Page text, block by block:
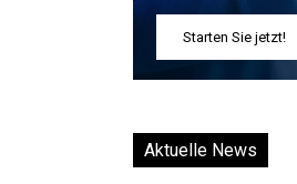
Starten Sie jetzt!
Aktuelle News